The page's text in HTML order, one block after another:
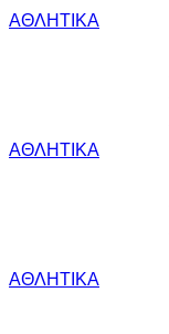
ΑΘΛΗΤΙΚΑ
ΑΘΛΗΤΙΚΑ
ΑΘΛΗΤΙΚΑ